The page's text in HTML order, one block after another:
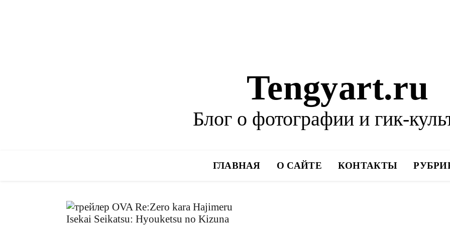
Tengyart.ru
Блог о фотографии и гик-
ГЛАВНАЯ О САЙТЕ КОНТАКТЫ